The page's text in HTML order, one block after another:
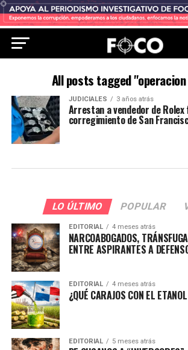
All posts tagged
JUDICIALES 3 años atrás
Arrestan a vendedor de
corregimiento de San
LO ÚLTIMO POPULAR
EDITORIAL 4 meses atrás
NARCOABOGADOS,
ENTRE ASPIRANTES A
EDITORIAL 4 meses atrás
¿QUÉ CARAJOS CON EL
EDITORIAL 5 meses atrás